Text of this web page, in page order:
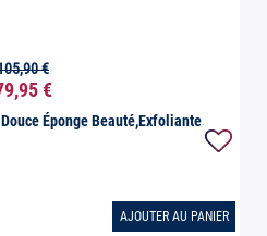
rapide
€
€
Éponge Beauté,exfoliante...
AJOUTER AU PANIER